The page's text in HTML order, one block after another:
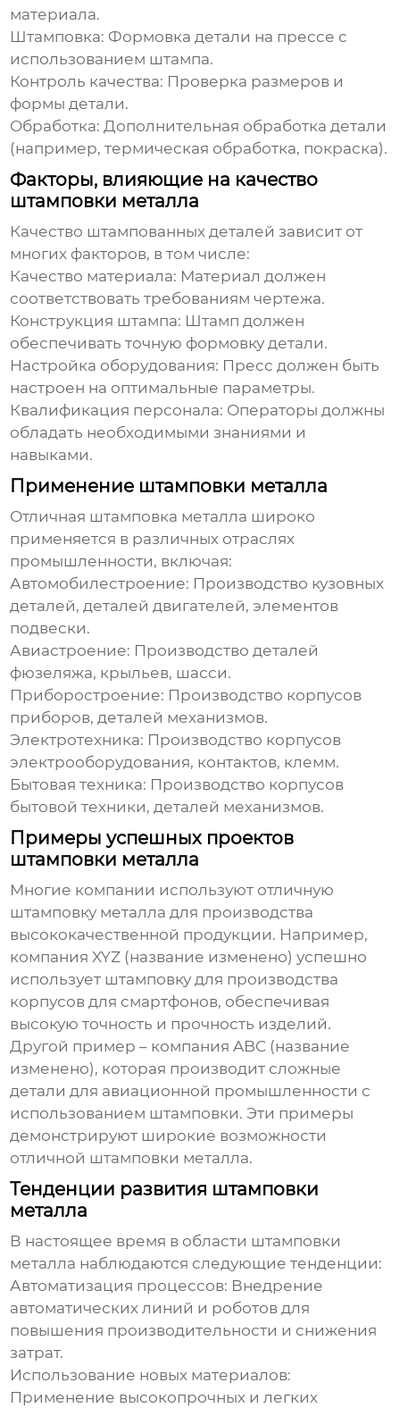
материала.
Штамповка: Формовка детали на прессе с
использованием штампа.
Контроль качества: Проверка размеров и
формы детали.
Обработка: Дополнительная обработка детали
(например, термическая обработка, покраска).
Факторы, влияющие на качество
штамповки металла
Качество штампованных деталей зависит от
многих факторов, в том числе:
Качество материала: Материал должен
соответствовать требованиям чертежа.
Конструкция штампа: Штамп должен
обеспечивать точную формовку детали.
Настройка оборудования: Пресс должен быть
настроен на оптимальные параметры.
Квалификация персонала: Операторы должны
обладать необходимыми знаниями и
навыками.
Применение штамповки металла
Отличная штамповка металла широко
применяется в различных отраслях
промышленности, включая:
Автомобилестроение: Производство кузовных
деталей, деталей двигателей, элементов
подвески.
Авиастроение: Производство деталей
фюзеляжа, крыльев, шасси.
Приборостроение: Производство корпусов
приборов, деталей механизмов.
Электротехника: Производство корпусов
электрооборудования, контактов, клемм.
Бытовая техника: Производство корпусов
бытовой техники, деталей механизмов.
Примеры успешных проектов
штамповки металла
Многие компании используют отличную
штамповку металла для производства
высококачественной продукции. Например,
компания XYZ (название изменено) успешно
использует штамповку для производства
корпусов для смартфонов, обеспечивая
высокую точность и прочность изделий.
Другой пример – компания ABC (название
изменено), которая производит сложные
детали для авиационной промышленности с
использованием штамповки. Эти примеры
демонстрируют широкие возможности
отличной штамповки металла.
Тенденции развития штамповки
металла
В настоящее время в области штамповки
металла наблюдаются следующие тенденции:
Автоматизация процессов: Внедрение
автоматических линий и роботов для
повышения производительности и снижения
затрат.
Использование новых материалов:
Применение высокопрочных и легких